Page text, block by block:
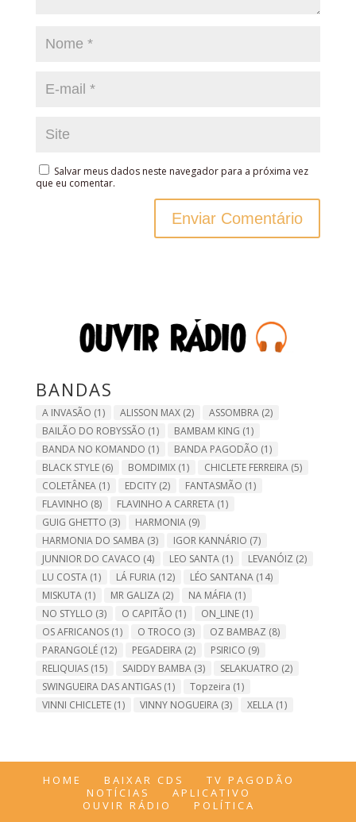
Salvar meus dados neste navegador para a próxima vez
que eu comentar.
BANDAS
A INVASÃO (1) ALISSON MAX(2) ASSOMBRA(2)
BAILÃO DO ROBYSSÃO (1) BAMBAM KING (1)
BANDA NO KOMANDO (1) BANDA PAGODÃO (1)
BLACK STYLE(6) BOMDIMIX(1) CHICLETE FERREIRA(5)
COLETÂNEA(1) EDCITY(2) FANTASMÃO (1)
FLAVINHO (8) FLAVINHO A CARRETA(1)
GUIG GHETTO (3) HARMONIA(9)
HARMONIA DO SAMBA(3) IGOR KANNÁRIO (7)
JUNNIOR DO CAVACO (4) LEO SANTA(1) LEVANÓIZ (2)
LU COSTA(1) LÁ FURIA(12) LÉO SANTANA(14)
MISKUTA(1) MR GALIZA(2) NA MÁFIA(1)
NO STYLLO (3) O CAPITÃO (1) ON_LINE(1)
OS AFRICANOS(1) O TROCO (3) OZ BAMBAZ (8)
PARANGOLÉ(12) PEGADEIRA(2) PSIRICO (9)
RELIQUIAS(15) SAIDDY BAMBA(3) SELAKUATRO (2)
SWINGUEIRA DAS ANTIGAS(1) Topzeira (1)
VINNI CHICLETE(1) VINNY NOGUEIRA(3) XELLA(1)
HOME BAIXAR CDS
TV PAGODÃO
NOTÍCIAS
APLICATIVO
OUVIR RÁDIO
POLÍTICA